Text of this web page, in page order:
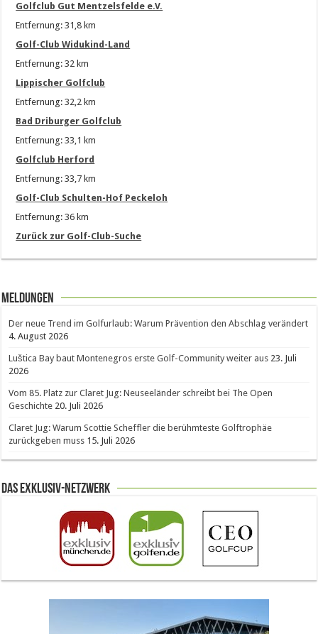
Golfclub Gut Mentzelsfelde e.V.
Entfernung: 31,8 km
Golf-Club Widukind-Land
Entfernung: 32 km
Lippischer Golfclub
Entfernung: 32,2 km
Bad Driburger Golfclub
Entfernung: 33,1 km
Golfclub Herford
Entfernung: 33,7 km
Golf-Club Schulten-Hof Peckeloh
Entfernung: 36 km
Zurück zur Golf-Club-Suche
Meldungen
Der neue Trend im Golfurlaub: Warum Prävention den Abschlag verändert
4. August 2026
Luštica Bay baut Montenegros erste Golf-Community weiter aus 23. Juli
2026
Vom 85. Platz zur Claret Jug: Neuseeländer schreibt bei The Open
Geschichte 20. Juli 2026
Claret Jug: Warum Scottie Scheffler die berühmteste Golftrophäe
zurückgeben muss 15. Juli 2026
Das Exklusiv-Netzwerk